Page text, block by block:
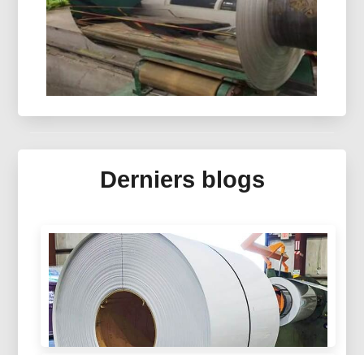
offrant une résistance exceptionnelle à l’humidité,
excellente formabilité, et une protection fiable
pendant la durée de conservation.
Solaire Thermique
optiques sophistiquées, panneaux sandwich
légers et revêtements multicouches de protection
pour les collectionneurs de nouvelle génération.
Derniers blogs